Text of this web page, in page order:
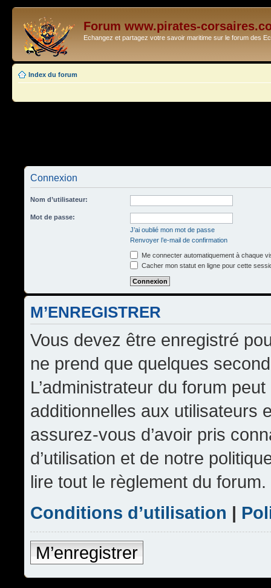
Forum www.pirates-
Echangez et partagez votre savoir maritime sur le forum des
Index du forum
Connexion
Nom d’utilisateur:
Mot de passe:
J’ai oublié mon mot de passe
Renvoyer l’e-mail de confirmation
Me connecter automatiquement à chaque
Cacher mon statut en ligne pour cette
M’ENREGISTRER
Vous devez être enregistré
ne prend que quelques
L’administrateur du forum
additionnelles aux utilisateurs
assurez-vous d’avoir pris
d’utilisation et de notre
lire tout le règlement du forum.
Conditions d’utilisation |
M’enregistrer